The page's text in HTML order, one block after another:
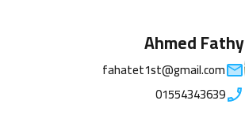
Ahmed Fathy
fahatet1st@gmail.com
01554343639